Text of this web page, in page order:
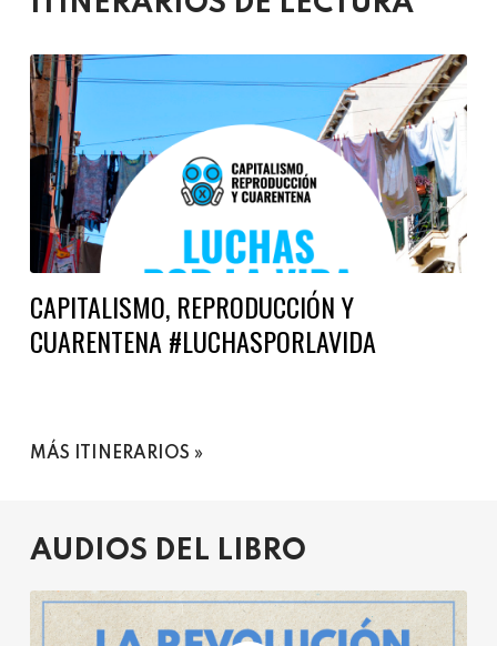
CAPITALISMO, REPRODUCCIÓN Y
CUARENTENA #LUCHASPORLAVIDA
MÁS ITINERARIOS
AUDIOS DEL LIBRO